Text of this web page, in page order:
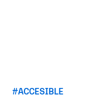
ACCESIBLE